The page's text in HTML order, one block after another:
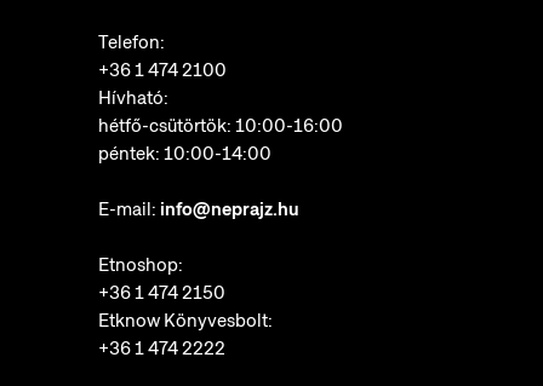
Telefon:
+36 1 474 2100
Hívható:
hétfő-csütörtök: 10:00-16:00
péntek: 10:00-14:00
E-mail: info@neprajz.hu
Etnoshop:
+36 1 474 2150
Etknow Könyvesbolt:
+36 1 474 2222